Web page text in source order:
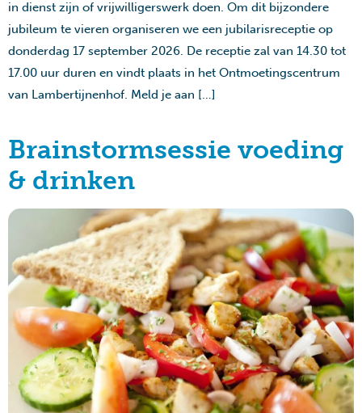
in dienst zijn of vrijwilligerswerk doen. Om dit bijzondere
jubileum te vieren organiseren we een jubilarisreceptie op
donderdag 17 september 2026. De receptie zal van 14.30 tot
17.00 uur duren en vindt plaats in het Ontmoetingscentrum
van Lambertijnenhof. Meld je aan […]
Brainstormsessie voeding
& drinken